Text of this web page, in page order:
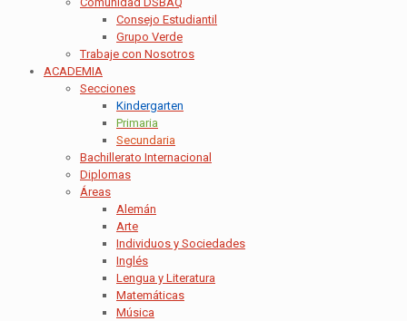
Consejo Estudiantil
Grupo Verde
Trabaje con Nosotros
ACADEMIA
Secciones
Kindergarten
Primaria
Secundaria
Bachillerato Internacional
Diplomas
Áreas
Alemán
Arte
Individuos y Sociedades
Inglés
Lengua y Literatura
Matemáticas
Música